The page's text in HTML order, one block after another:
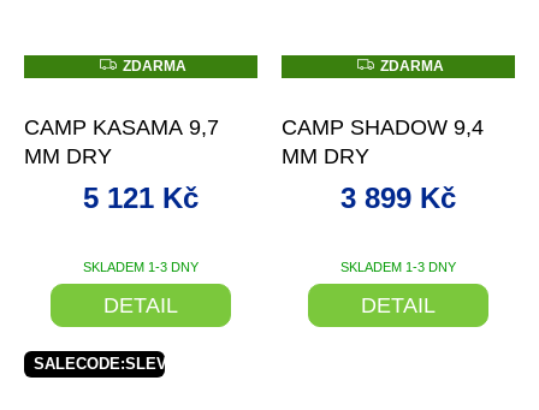
Z
D
M
ZDARMA
CAMP KASAMA 9,7
MM DRY
SKLADEM 1-3 DNY
5 121 Kč
DETAIL
Z
D
M
ZDARMA
CAMP SHADOW 9,4
MM DRY
SKLADEM 1-3 DNY
3 899 Kč
DETAIL
SALECODE:SLEVAX5:5:%